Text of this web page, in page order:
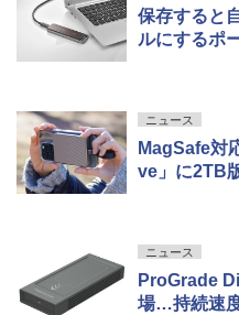
保存すると
ルにするポ
ニュース
MagSafe対
ve」に2TB
ニュース
ProGrade
場…持続速